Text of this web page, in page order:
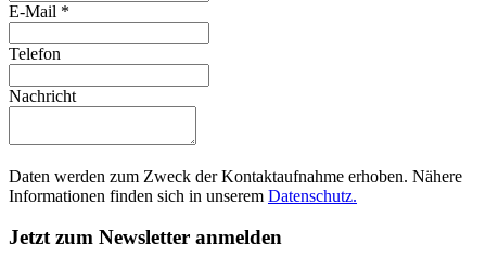
E-Mail *
Telefon
Nachricht
Daten werden zum Zweck der Kontaktaufnahme erhoben. Nähere
Informationen finden sich in unserem Datenschutz.
Jetzt zum Newsletter anmelden